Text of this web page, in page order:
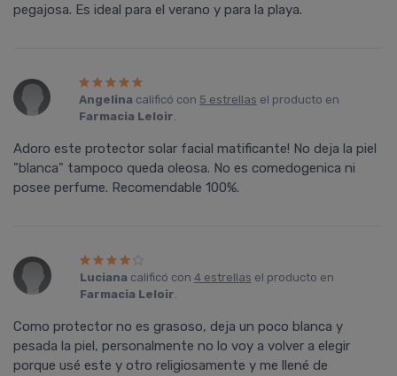
pegajosa. Es ideal para el verano y para la playa.
Angelina calificó con 5 estrellas el producto en
Farmacia Leloir.
Adoro este protector solar facial matificante! No deja la piel
"blanca" tampoco queda oleosa. No es comedogenica ni
posee perfume. Recomendable 100%.
Luciana calificó con 4 estrellas el producto en
Farmacia Leloir.
Como protector no es grasoso, deja un poco blanca y
pesada la piel, personalmente no lo voy a volver a elegir
porque usé este y otro religiosamente y me llené de